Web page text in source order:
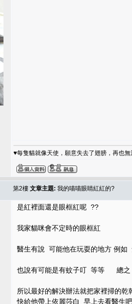
♥每隻貓就像天使，願意失去了翅膀，再也
第2樓 文章主題: 我的喵喵眼睛紅紅的?
是紅裡面還是眼框紅呢 ??
我家貓咪會不定時的眼框紅
醫生有說 可能他在玩耍的地方 例
也說有可能是有蚊子叮 等等 總之
所以最好的解決辦法就把家裡掃的
快給他帶上依麗莎白 早上去看醫生吧